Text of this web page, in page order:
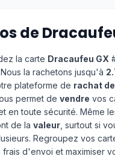
de
la carte Dracaufeu GX
la rachetons jusqu'à
plateforme de rachat
permet de vendre vos
en toute sécurité. Même
de la valeur , surtout si
Regroupez vos
frais d'envoi et maximiser